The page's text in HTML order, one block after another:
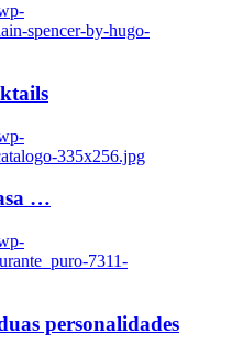
spencer-by-hugo-
335x256.jpg
…
7311-
personalidades